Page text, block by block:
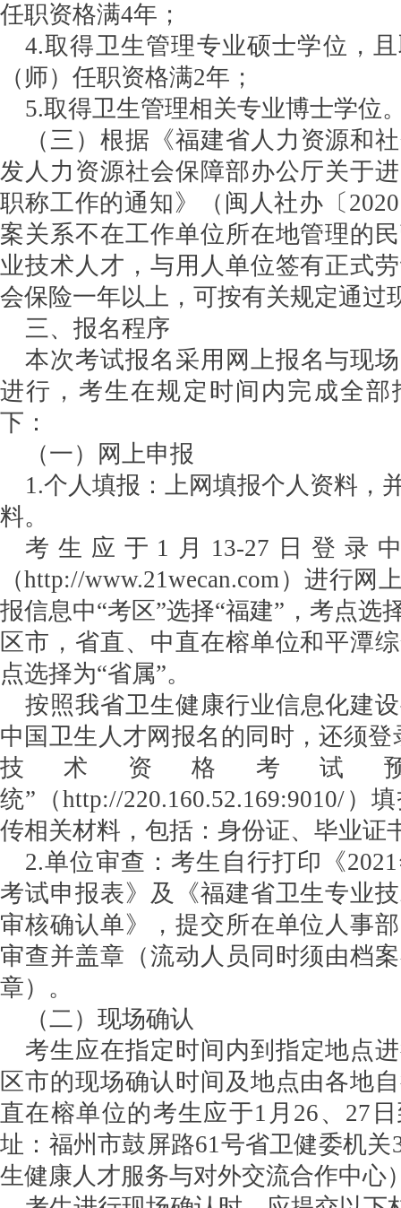
任职资格满4年；
4.取得卫生管理专业硕士学位，
（师）任职资格满2年；
5.取得卫生管理相关专业博士学位
（三）根据《福建省人力资源和
发人力资源社会保障部办公厅关于
职称工作的通知》（闽人社办〔
案关系不在工作单位所在地管理的
业技术人才，与用人单位签有正式
会保险一年以上，可按有关规定通过
三、报名程序
本次考试报名采用网上报名与现
进行，考生在规定时间内完成全部
下：
（一）网上申报
1.个人填报：上网填报个人资料，
料。
考生应于1月13-27日登录
（http://www.21wecan.com）进行网
报信息中“考区”选择“福建”，考点选
区市，省直、中直在榕单位和平潭
点选择为“省属”。
按照我省卫生健康行业信息化建
中国卫生人才网报名的同时，还须登
技术资格考试
统”（http://220.160.52.169:9010/）
传相关材料，包括：身份证、毕业证
2.单位审查：考生自行打印《
考试申报表》及《福建省卫生专业
审核确认单》，提交所在单位人事
审查并盖章（流动人员同时须由档
章）。
（二）现场确认
考生应在指定时间内到指定地点
区市的现场确认时间及地点由各地
直在榕单位的考生应于1月26、27
址：福州市鼓屏路61号省卫健委机
生健康人才服务与对外交流合作中心